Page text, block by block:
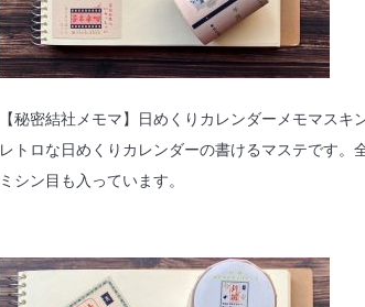
【秘密結社メモマ】日めくりカレンダーメモマスキ
レトロな日めくりカレンダーの書けるマステです。
ミシン目も入っています。